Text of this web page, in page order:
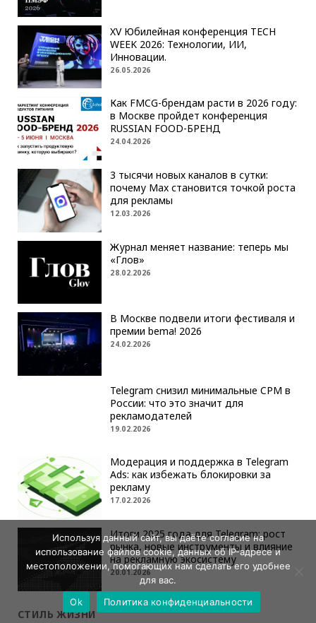
XV Юбилейная конференция TECH
WEEK 2026: Технологии, ИИ,
Инновации.
26.05.2026
Как FMCG-брендам расти в 2026 году:
в Москве пройдет конференция
RUSSIAN FOOD-БРЕНД
24.04.2026
3 тысячи новых каналов в сутки:
почему Max становится точкой роста
для рекламы
12.03.2026
Журнал меняет название: теперь мы
«Глов»
28.02.2026
В Москве подвели итоги фестиваля и
премии bema! 2026
24.02.2026
Telegram снизил минимальные CPM в
России: что это значит для
рекламодателей
19.02.2026
Модерация и поддержка в Telegram
Ads: как избежать блокировки за
рекламу
17.02.2026
Итоги 2025 года для Telegram: рост
рынка, новые инструменты и влияние
на рекламную экосистему
20.01.2026
СТИЛЬ ЖИЗНИ
Используя данный сайт, вы даёте согласие на
использование файлов cookie, данных об IP-адресе и
местоположении, помогающих нам сделать его удобнее
для вас.
Ok
Политика конфиденциальности